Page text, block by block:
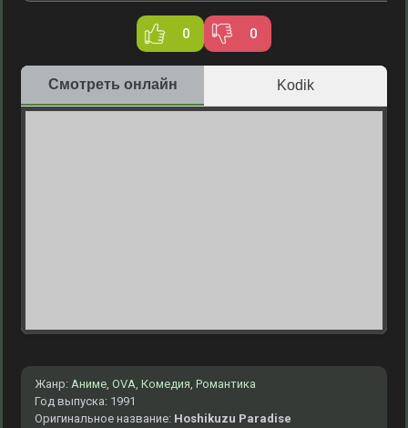
0 0
Смотреть онлайн Kodik
Жанр: Аниме, OVA, Комедия, Романтика
Год выпуска: 1991
Оригинальное название: Hoshikuzu Paradise